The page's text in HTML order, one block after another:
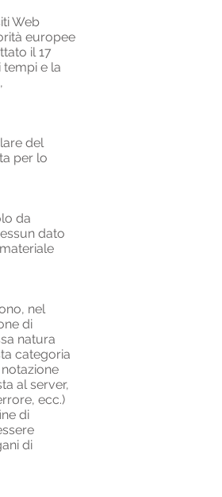
Web
europee
il 17
e la
del
per lo
da
dato
nel
di
natura
categoria
al server,
ecc.)
di
di